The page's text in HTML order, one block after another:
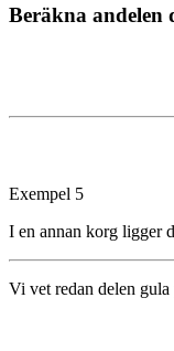
Beräkna andelen
Exempel 5
I en annan korg ligger
Vi vet redan delen